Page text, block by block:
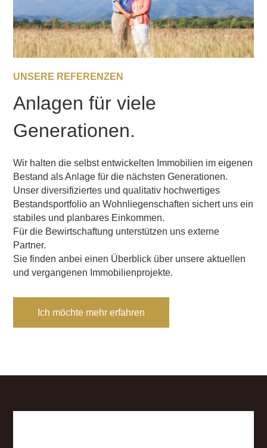
UNSERE REFERENZEN
Anlagen für viele
Generationen.
Wir halten die selbst entwickelten Immobilien im eigenen
Bestand als Anlage für die nächsten Generationen.
Unser diversifiziertes und qualitativ hochwertiges
Bestandsportfolio an Wohnliegenschaften sichert uns ein
stabiles und planbares Einkommen.
Für die Bewirtschaftung unterstützen uns externe
Partner.
Sie finden anbei einen Überblick über unsere aktuellen
und vergangenen Immobilienprojekte.
Ich möchte mehr erfahren